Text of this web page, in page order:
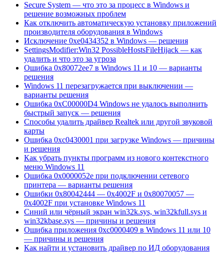
Secure System — что это за процесс в Windows и
решение возможных проблем
Как отключить автоматическую установку приложений
производителя оборудования в Windows
Исключение 0xe0434352 в Windows — решения
SettingsModifier:Win32 PossibleHostsFileHijack — как
удалить и что это за угроза
Ошибка 0x80072ee7 в Windows 11 и 10 — варианты
решения
Windows 11 перезагружается при выключении —
варианты решения
Ошибка 0xC00000D4 Windows не удалось выполнить
быстрый запуск — решения
Способы удалить драйвер Realtek или другой звуковой
карты
Ошибка 0xc0430001 при загрузке Windows — причины
и решения
Как убрать пункты программ из нового контекстного
меню Windows 11
Ошибка 0x0000052e при подключении сетевого
принтера — варианты решения
Ошибки 0x80042444 — 0x4002F и 0x80070057 —
0x4002F при установке Windows 11
Синий или чёрный экран win32k.sys, win32kfull.sys и
win32kbase.sys — причины и решения
Ошибка приложения 0xc0000409 в Windows 11 или 10
— причины и решения
Как найти и установить драйвер по ИД оборудования